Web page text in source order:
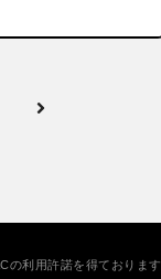
の利用許諾を得ております